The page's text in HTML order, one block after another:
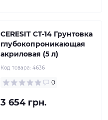
CERESIT CT-14 Грунтовка
глубокопроникающая
акриловая (5 л)
Код товара: 4636
0
3 654 грн.